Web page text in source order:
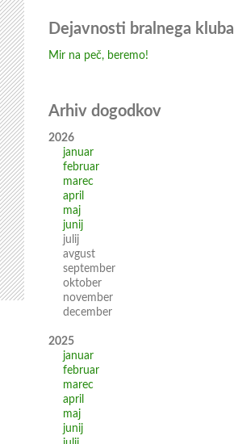
Dejavnosti bralnega kluba
Mir na peč, beremo!
Arhiv dogodkov
2026
januar
februar
marec
april
maj
junij
julij
avgust
september
oktober
november
december
2025
januar
februar
marec
april
maj
junij